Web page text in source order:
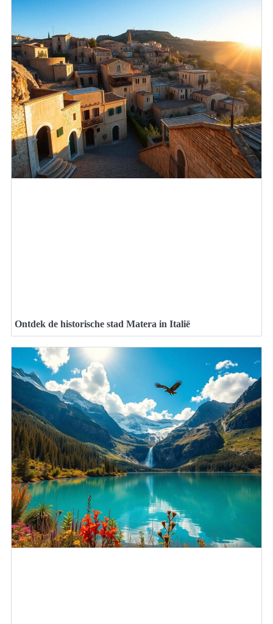
Ontdek de historische stad Matera in Italië